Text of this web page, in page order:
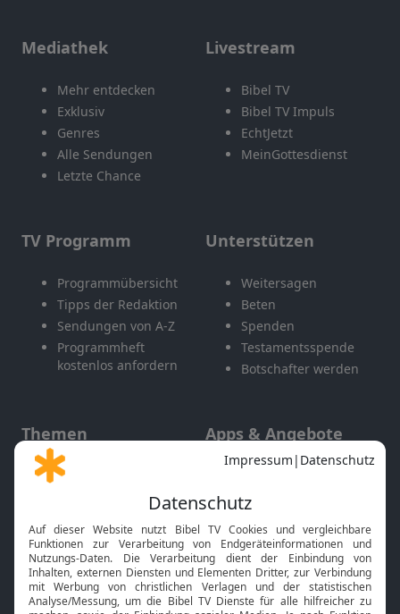
Mediathek
Mehr entdecken
Exklusiv
Genres
Alle Sendungen
Letzte Chance
Livestream
Bibel TV
Bibel TV Impuls
EchtJetzt
MeinGottesdienst
TV Programm
Programmübersicht
Tipps der Redaktion
Sendungen von A-Z
Programmheft
kostenlos anfordern
Unterstützen
Weitersagen
Beten
Spenden
Testamentsspende
Botschafter werden
Themen
Gott und Bibel erklärt
Neuigkeiten
Apps & Angebote
Mobile App
Smart TV
HbbTV
Bibelthek Online-Bibel
Nächster Gottesdienst